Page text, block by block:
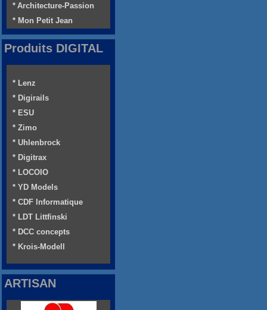
* Architecture-Passion
* Mon Petit Jean
Produits DIGITAL
* Lenz
* Digirails
* ESU
* Zimo
* Uhlenbrock
* Digitrax
* LOCOIO
* YD Models
* CDF Informatique
* LDT Littfinski
* DCC concepts
* Krois-Modell
ARTISAN